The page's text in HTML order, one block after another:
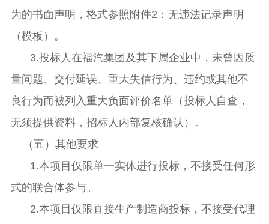
为的书面声明，格式参照附件2：无违法记录声明
（模板）。
3.投标人在福汽集团及其下属企业中，未曾因质
量问题、交付延误、重大失信行为、违约或其他不
良行为而被列入重大负面评价名单（投标人自查，
无须提供资料，招标人内部复核确认）。
（五）其他要求
1.本项目仅限单一实体进行投标，不接受任何形
式的联合体参与。
2.本项目仅限直接生产制造商投标，不接受代理